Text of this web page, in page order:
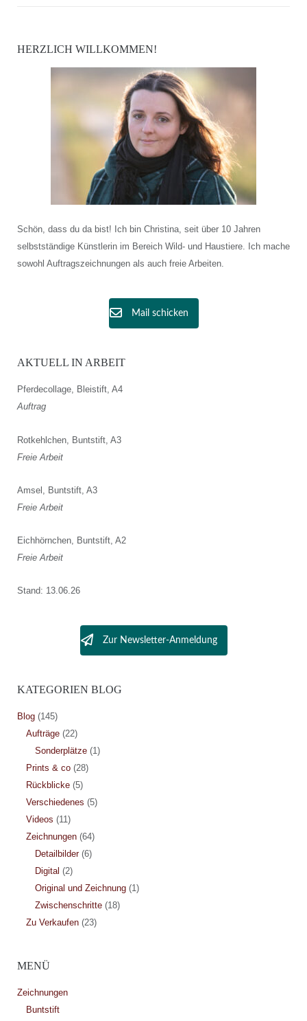
HERZLICH WILLKOMMEN!
Schön, dass du da bist! Ich bin Christina, seit über 10 Jahren
selbstständige Künstlerin im Bereich Wild- und Haustiere. Ich mache
sowohl Auftragszeichnungen als auch freie Arbeiten.
Mail schicken
AKTUELL IN ARBEIT
Pferdecollage, Bleistift, A4
Auftrag
Rotkehlchen, Buntstift, A3
Freie Arbeit
Amsel, Buntstift, A3
Freie Arbeit
Eichhörnchen, Buntstift, A2
Freie Arbeit
Stand: 13.06.26
Zur Newsletter-Anmeldung
KATEGORIEN BLOG
Blog(145)
Aufträge(22)
Sonderplätze(1)
Prints & co(28)
Rückblicke(5)
Verschiedenes (5)
Videos (11)
Zeichnungen(64)
Detailbilder(6)
Digital (2)
Original und Zeichnung(1)
Zwischenschritte(18)
Zu Verkaufen(23)
MENÜ
Zeichnungen
Buntstift